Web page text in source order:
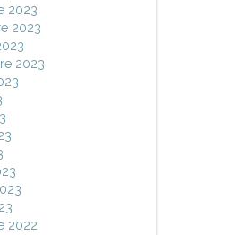
2023
2023
2023
2022